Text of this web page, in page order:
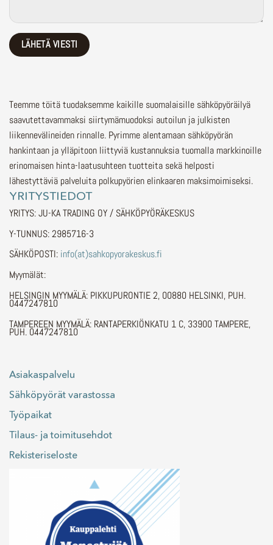
Teemme töitä tuodaksemme kaikille suomalaisille sähköpyöräilyä
saavutettavammaksi siirtymämuodoksi autoilun ja julkisten
liikennevälineiden rinnalle. Pyrimme alentamaan sähköpyörän
hankintaan ja ylläpitoon liittyviä kustannuksia tuomalla markkinoille
erinomaisen hinta-laatusuhteen tuotteita sekä helposti
lähestyttäviä palveluita polkupyörien elinkaaren maksimoimiseksi.
YRITYSTIEDOT
YRITYS: JU-KA TRADING OY / SÄHKÖPYÖRÄKESKUS
Y-TUNNUS: 2985716-3
SÄHKÖPOSTI: info(at)sahkopyorakeskus.fi
Myymälät:
HELSINGIN MYYMÄLÄ: PIKKUPURONTIE 2, 00880 HELSINKI, PUH.
0447247810
TAMPEREEN MYYMÄLÄ: RANTAPERKIÖNKATU 1 C, 33900 TAMPERE,
PUH. 0447247810
Asiakaspalvelu
Sähköpyörät varastossa
Työpaikat
Tilaus- ja toimitusehdot
Rekisteriseloste